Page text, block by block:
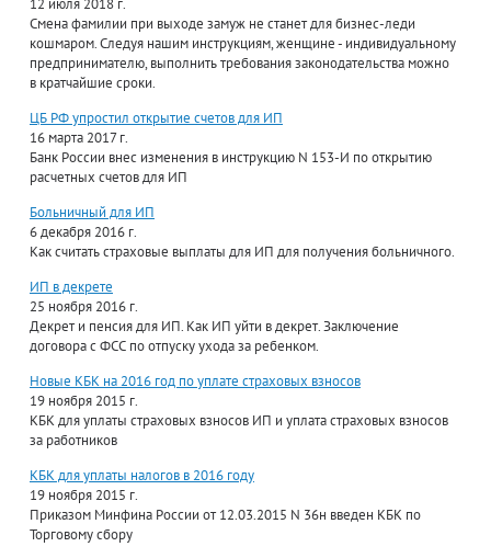
Смена фамилии при выходе замуж не станет для бизнес-леди
кошмаром. Следуя нашим инструкциям, женщине - индивидуальному
предпринимателю, выполнить требования законодательства можно
в кратчайшие сроки.
ЦБ РФ упростил открытие счетов для ИП
16 марта 2017 г.
Банк России внес изменения в инструкцию N 153-И по открытию
расчетных счетов для ИП
Больничный для ИП
6 декабря 2016 г.
Как считать страховые выплаты для ИП для получения больничного.
ИП в декрете
25 ноября 2016 г.
Декрет и пенсия для ИП. Как ИП уйти в декрет. Заключение
договора с ФСС по отпуску ухода за ребенком.
Новые КБК на 2016 год по уплате страховых взносов
19 ноября 2015 г.
КБК для уплаты страховых взносов ИП и уплата страховых взносов
за работников
КБК для уплаты налогов в 2016 году
19 ноября 2015 г.
Приказом Минфина России от 12.03.2015 N 36н введен КБК по
Торговому сбору